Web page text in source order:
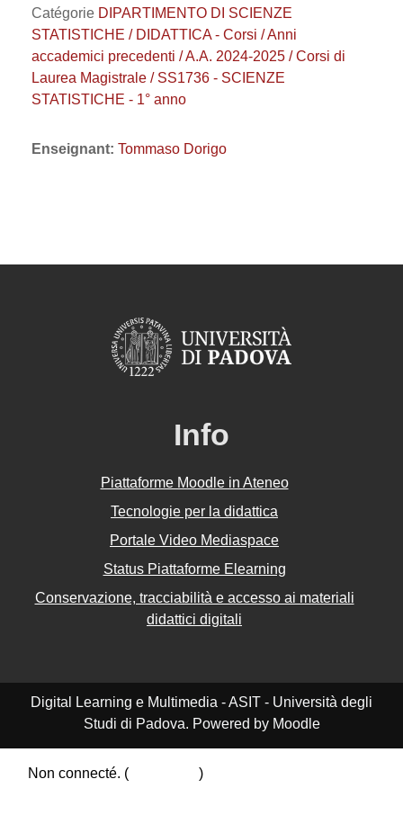
Catégorie DIPARTIMENTO DI SCIENZE
STATISTICHE / DIDATTICA - Corsi / Anni
accademici precedenti / A.A. 2024-2025 / Corsi di
Laurea Magistrale / SS1736 - SCIENZE
STATISTICHE - 1° anno
Enseignant: Tommaso Dorigo
Info
Piattaforme Moodle in Ateneo
Tecnologie per la didattica
Portale Video Mediaspace
Status Piattaforme Elearning
Conservazione, tracciabilità e accesso ai materiali
didattici digitali
Digital Learning e Multimedia - ASIT - Università degli
Studi di Padova. Powered by Moodle
Non connecté. (
)